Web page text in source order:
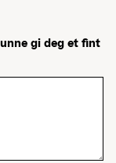
gi deg et fint